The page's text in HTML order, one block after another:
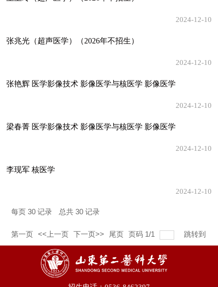
2024-12-10
张兆光（超声医学）（2026年不招生）
2024-12-10
张艳辉 医学影像技术 影像医学与核医学 影像医学
2024-12-10
梁春菁 医学影像技术 影像医学与核医学 影像医学
2024-12-10
李现军 核医学
2024-12-10
每页30 记录 总共30 记录
第一页 <<上一页 下一页>> 尾页 页码 1/1 跳转到